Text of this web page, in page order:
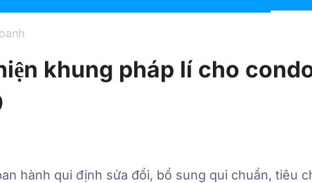
khung pháp lí cho
hành qui định sửa đổi, bổ sung qui chuẩn, tiêu